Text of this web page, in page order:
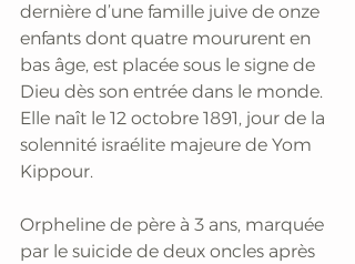
dernière d’une famille juive de onze
enfants dont quatre moururent en
bas âge, est placée sous le signe de
Dieu dès son entrée dans le monde.
Elle naît le 12 octobre 1891, jour de la
solennité israélite majeure de Yom
Kippour.
Orpheline de père à 3 ans, marquée
par le suicide de deux oncles après